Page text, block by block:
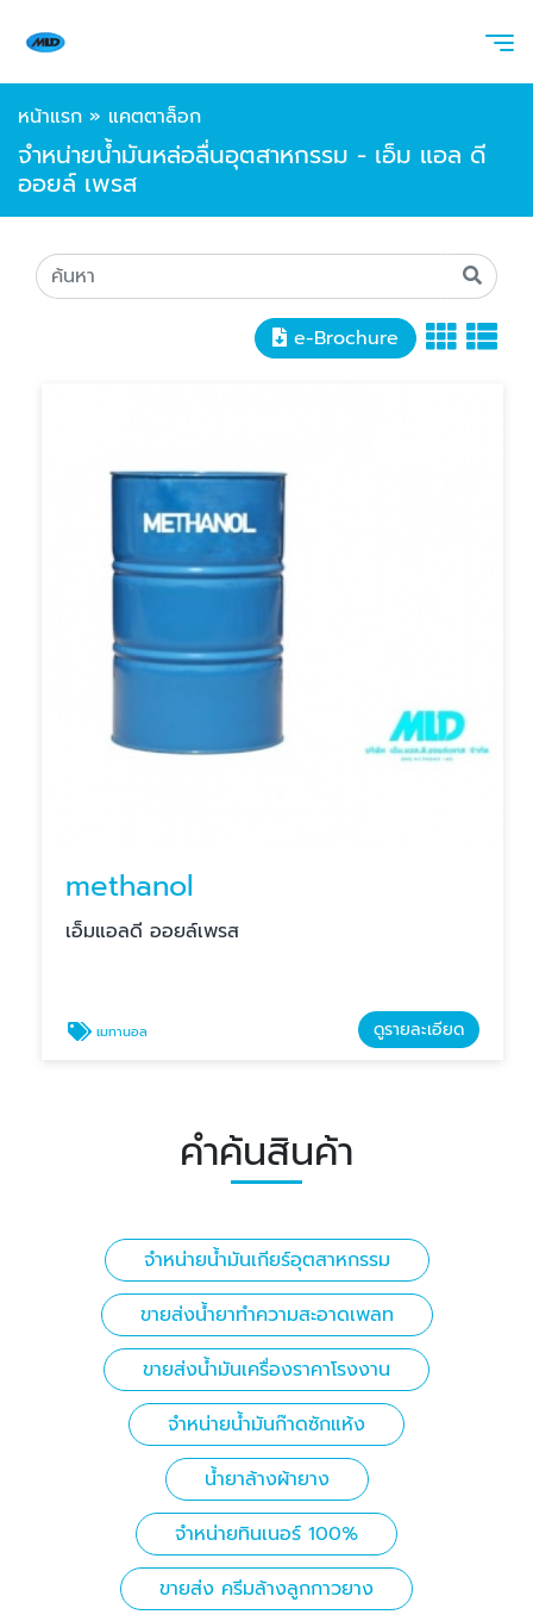
หน้าแรก » แคตตาล็อก
จำหน่ายน้ำมันหล่อลื่นอุตสาหกรรม - เอ็ม แอล ดี
ออยล์ เพรส
e-Brochure
methanol
เอ็มแอลดี ออยล์เพรส
เมทานอล ดูรายละเอียด
คำค้นสินค้า
จำหน่ายน้ำมันเกียร์อุตสาหกรรม
ขายส่งน้ำยาทำความสะอาดเพลท
ขายส่งน้ำมันเครื่องราคาโรงงาน
จำหน่ายน้ำมันก๊าดซักแห้ง
น้ำยาล้างผ้ายาง
จำหน่ายทินเนอร์ 100%
ขายส่ง ครีมล้างลูกกาวยาง